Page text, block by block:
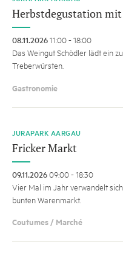
Herbstdegustation
08.11.202611:00 - 18:00
Das Weingut Schödler lädt ein
Treberwürsten.
Gastronomie
JURAPARK AARGAU
Fricker Markt
09.11.202609:00 - 18:30
Vier Mal im Jahr verwandelt
bunten Warenmarkt.
Coutumes / Marché